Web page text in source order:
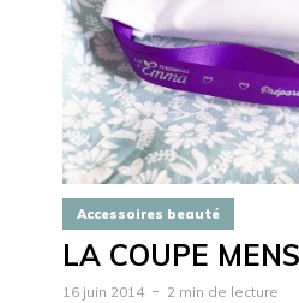
Accessoires beauté
LA COUPE
16 juin 2014 2 min de lecture